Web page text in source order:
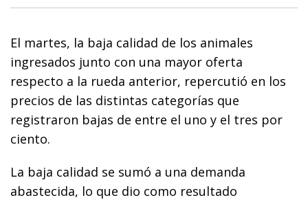
El martes, la baja calidad de los animales
ingresados junto con una mayor oferta
respecto a la rueda anterior, repercutió en los
precios de las distintas categorías que
registraron bajas de entre el uno y el tres por
ciento.
La baja calidad se sumó a una demanda
abastecida, lo que dio como resultado